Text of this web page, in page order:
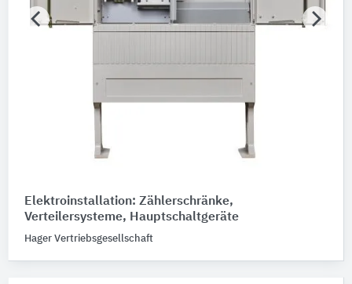
Elektroinstallation: Zählerschränke,
Verteilersysteme, Hauptschaltgeräte
Hager Vertriebsgesellschaft